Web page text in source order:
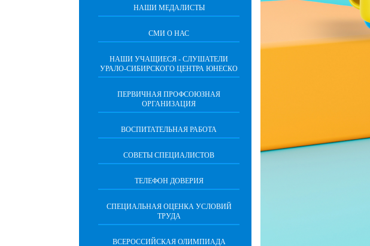
НАШИ МЕДАЛИСТЫ
СМИ О НАС
НАШИ УЧАЩИЕСЯ - СЛУШАТЕЛИ
УРАЛО-СИБИРСКОГО ЦЕНТРА ЮНЕСКО
ПЕРВИЧНАЯ ПРОФСОЮЗНАЯ
ОРГАНИЗАЦИЯ
ВОСПИТАТЕЛЬНАЯ РАБОТА
СОВЕТЫ СПЕЦИАЛИСТОВ
ТЕЛЕФОН ДОВЕРИЯ
СПЕЦИАЛЬНАЯ ОЦЕНКА УСЛОВИЙ
ТРУДА
ВСЕРОССИЙСКАЯ ОЛИМПИАДА